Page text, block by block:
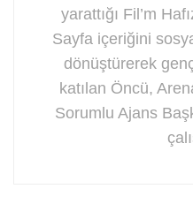
yarattığı Fil’m
Sayfa içeriğini
dönüştürerek
katılan Öncü,
Sorumlu Ajans